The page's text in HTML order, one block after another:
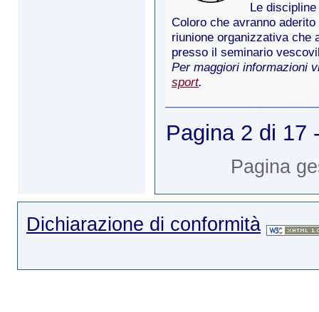
Le
Coloro che avranno
riunione organizzativa che
presso il seminario
Per maggiori informazioni
sport.
Pagina 2 di 17
Pagina
Dichiarazione di conformità